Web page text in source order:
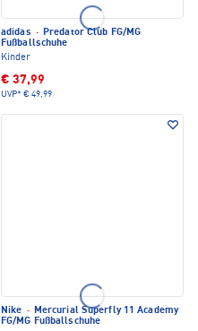
adidas · Predator Club FG/MG
Fußballschuhe
Kinder
€ 37,99
UVP* € 49,99
Nike · Mercurial Superfly 11 Academy
FG/MG Fußballschuhe